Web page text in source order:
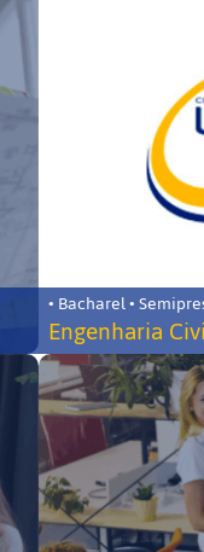
• Bacharel •
Engenharia